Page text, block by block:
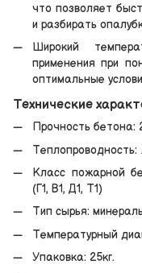
что позволяет
и разбирать
Широкий
применения при
оптимальные
Технические
Прочность бетона:
Класс пожарной
(Г1, В1, Д1, Т1)
Тип сырья:
Температурный
Упаковка: 25кг.